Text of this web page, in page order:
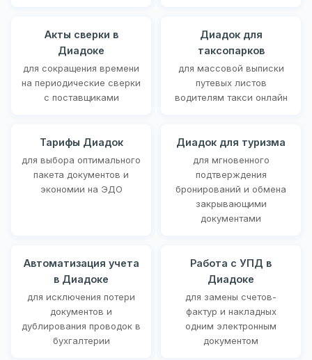
Акты сверки в
Диадоке
для сокращения времени
на периодические сверки
с поставщиками
Диадок для
таксопарков
для массовой выписки
путевых листов
водителям такси онлайн
Тарифы Диадок
для выбора оптимального
пакета документов и
экономии на ЭДО
Диадок для туризма
для мгновенного
подтверждения
бронирований и обмена
закрывающими
документами
Автоматизация учета
в Диадоке
для исключения потери
документов и
дублирования проводок в
бухгалтерии
Работа с УПД в
Диадоке
для замены счетов-
фактур и накладных
одним электронным
документом